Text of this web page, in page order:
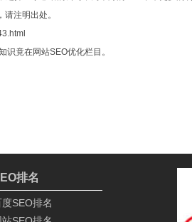
注明出处。
竟在网站SEO优化栏目。
排名
度SEO排名